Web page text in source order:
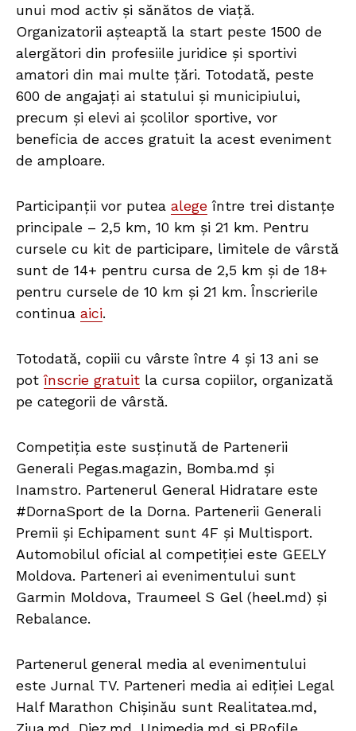
unui mod activ și sănătos de viață.
Organizatorii așteaptă la start peste 1500 de
alergători din profesiile juridice și sportivi
amatori din mai multe țări. Totodată, peste
600 de angajați ai statului și municipiului,
precum și elevi ai școlilor sportive, vor
beneficia de acces gratuit la acest eveniment
de amploare.
Participanții vor putea alege între trei distanțe
principale – 2,5 km, 10 km și 21 km. Pentru
cursele cu kit de participare, limitele de vârstă
sunt de 14+ pentru cursa de 2,5 km și de 18+
pentru cursele de 10 km și 21 km. Înscrierile
continua aici.
Totodată, copiii cu vârste între 4 și 13 ani se
potînscrie gratuit la cursa copiilor, organizată
pe categorii de vârstă.
Competiția este susținută de Partenerii
Generali Pegas.magazin, Bomba.md și
Inamstro. Partenerul General Hidratare este
#DornaSport de la Dorna. Partenerii Generali
Premii și Echipament sunt 4F și Multisport.
Automobilul oficial al competiției este GEELY
Moldova. Parteneri ai evenimentului sunt
Garmin Moldova, Traumeel S Gel (heel.md) și
Rebalance.
Partenerul general media al evenimentului
este Jurnal TV. Parteneri media ai ediției Legal
Half Marathon Chișinău sunt Realitatea.md,